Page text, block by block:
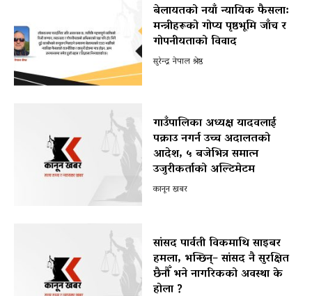
बेलायतको नयाँ न्यायिक फैसला:
मन्त्रीहरूको गोप्य पृष्ठभूमि जाँच र
गोपनीयताको विवाद
सुरेन्द्र नेपाल श्रेष्ठ
गाउँपालिका अध्यक्ष यादवलाई
पक्राउ नगर्न उच्च अदालतको
आदेश, ५ बजेभित्र समात्न
उजुरीकर्ताको अल्टिमेटम
कानून खबर
सांसद पार्वती विकमाथि साइबर
हमला, भन्छिन्– सांसद नै सुरक्षित
छैनौँ भने नागरिकको अवस्था के
होला ?